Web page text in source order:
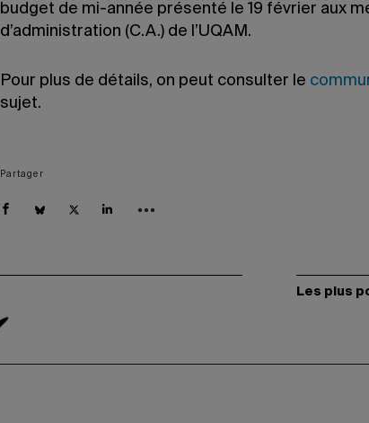
budget de mi-année présenté le 19 février aux
d’administration (C.A.) de l’UQAM.
Pour plus de détails, on peut consulter le
sujet.
Partager
Les plus